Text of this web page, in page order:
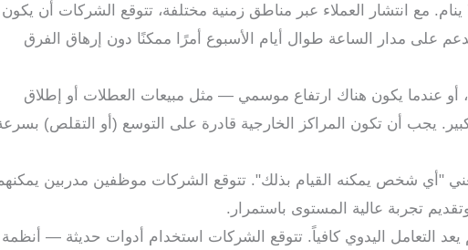
ينام. مع انتشار العملاء عبر مناطق زمنية مختلفة، تتوقع الشركات أن يكون
على مدار الساعة طوال أيام الأسبوع أمرًا ممكنًا دون إرهاق الفرق
أو عندما يكون هناك ارتفاع موسمي — مثل مبيعات العطلات أو إطلاق
يجب أن تكون المراكز الخارجية قادرة على التوسع (أو التقلص)
"أي شخص يمكنه القيام بذلك". تتوقع الشركات موظفين مدربين
تجربة عالية المستوى باستمرار.
يعد التعامل اليدوي كافياً. تتوقع الشركات استخدام أدوات حديثة — أنظمة